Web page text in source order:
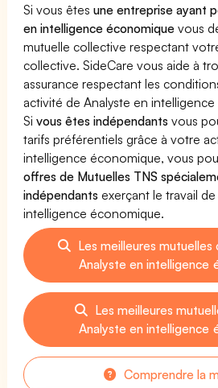
Si vous êtesune entreprise ayant
en intelligence économique vous
mutuelle collective respectant
collective. SideCare vous aide à
assurance respectant les
activité de Analyste en
Sivous êtes indépendants vous
tarifs préférentiels grâce à votre
intelligence économique, vous
offres de Mutuelles TNS
indépendants exerçant le travail
intelligence économique.
Les meilleures
Analyste en intelligence
Les meilleures
Analyste en intelligence
Comprendre la